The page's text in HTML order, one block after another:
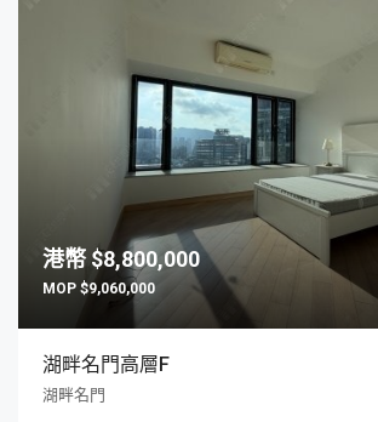
$8,800,000
$9,060,000
湖畔名門高層F
湖畔名門